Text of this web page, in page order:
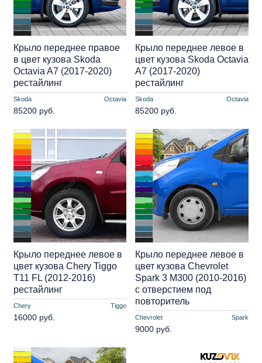
Skoda Octavia
Крыло переднее правое
в цвет кузова Skoda
Octavia A7 (2017-2020)
рестайлинг
85200 руб.
Skoda Octavia
Крыло переднее левое в
цвет кузова Skoda Octavia
A7 (2017-2020)
рестайлинг
85200 руб.
Chery Tiggo
Крыло переднее левое в
цвет кузова Chery Tiggo
T11 FL (2012-2016)
рестайлинг
16000 руб. Chevrolet Spark
Крыло переднее левое в
цвет кузова Chevrolet
Spark 3 M300 (2010-2016)
с отверстием под
повторитель
9000 руб.